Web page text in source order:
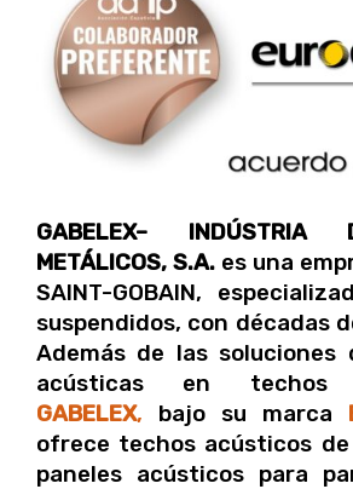
GABELEX– INDÚSTRIA
METÁLICOS, S.A. es una
SAINT-GOBAIN,
suspendidos, con décadas
Además de las soluciones
acústicas en techos
GABELEX, bajo su marca
ofrece techos acústicos
paneles acústicos para